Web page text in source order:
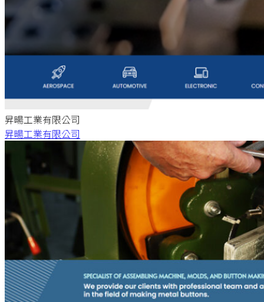
昇暘工業有限公司
昇暘工業有限公司